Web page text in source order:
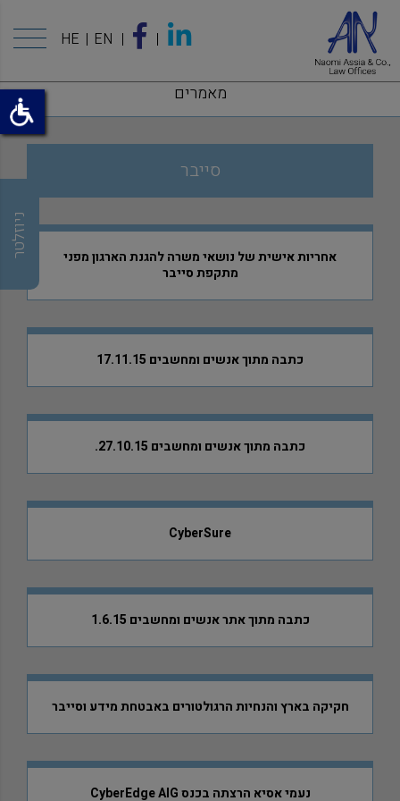
HE EN
מאמרים
סייבר
אחריות אישית של נושאי משרה להגנת הארגון מפני
מתקפת סייבר
כתבה מתוך אנשים ומחשבים 17.11.15
כתבה מתוך אנשים ומחשבים 27.10.15.
CyberSure
כתבה מתוך אתר אנשים ומחשבים 1.6.15
חקיקה בארץ והנחיות הרגולטורים באבטחת מידע וסייבר
נעמי אסיא הרצתה בכנס CyberEdge AIG
ניוזלטר